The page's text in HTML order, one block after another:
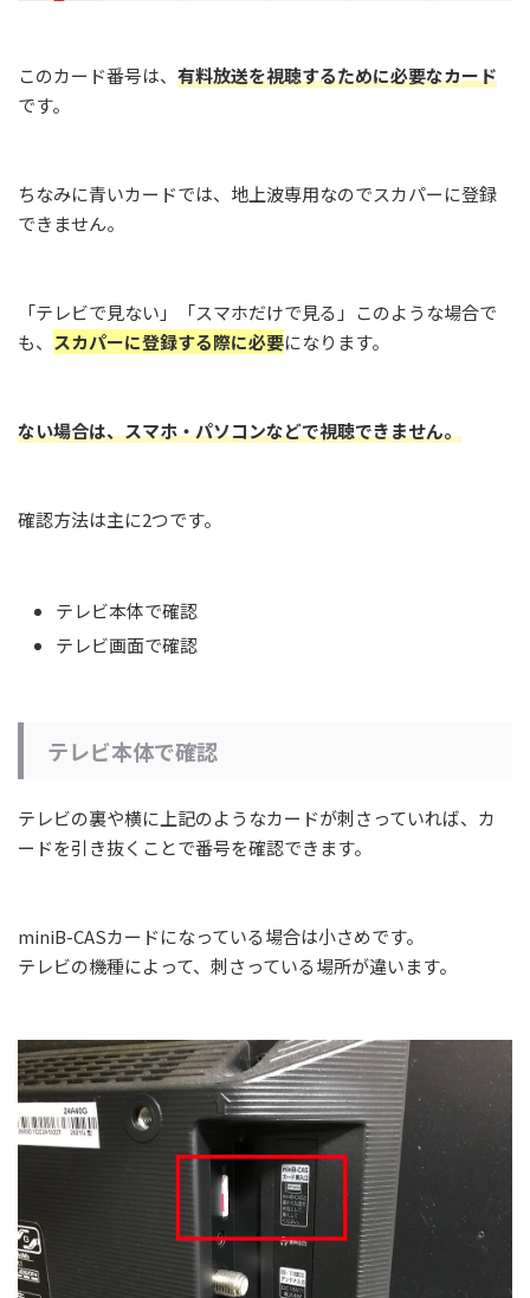
このカード番号は、 有料放送を視聴するために必要なカード
です。
ちなみに青いカードでは、地上波専用なのでスカパーに登録
できません。
「テレビで見ない」「スマホだけで見る」このような場合で
も、 スカパーに登録する際に必要になります。
ない場合は、スマホ・パソコンなどで視聴できません。
確認方法は主に2つです。
テレビ本体で確認
テレビ画面で確認
テレビ本体で確認
テレビの裏や横に上記のようなカードが刺さっていれば、カ
ードを引き抜くことで番号を確認できます。
miniB-CASカードになっている場合は小さめです。
テレビの機種によって、刺さっている場所が違います。